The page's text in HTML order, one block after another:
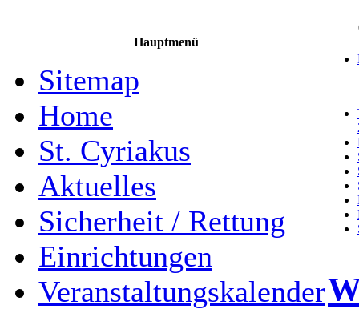
Hauptmenü
Sitemap
Home
St. Cyriakus
Aktuelles
Sicherheit / Rettung
Einrichtungen
Veranstaltungskalender